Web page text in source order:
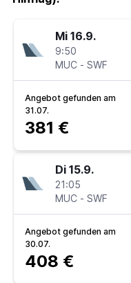
Mi 16.9.
9:50
MUC - SWF
Angebot gefunden am
31.07.
381 €
Di 15.9.
21:05
MUC - SWF
Angebot gefunden am
30.07.
408 €